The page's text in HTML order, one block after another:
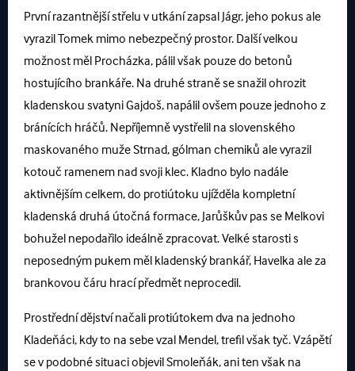
První razantnější střelu v utkání zapsal Jágr, jeho pokus ale
vyrazil Tomek mimo nebezpečný prostor. Další velkou
možnost měl Procházka, pálil však pouze do betonů
hostujícího brankáře. Na druhé straně se snažil ohrozit
kladenskou svatyni Gajdoš, napálil ovšem pouze jednoho z
bránících hráčů. Nepříjemně vystřelil na slovenského
maskovaného muže Strnad, gólman chemiků ale vyrazil
kotouč ramenem nad svoji klec. Kladno bylo nadále
aktivnějším celkem, do protiútoku ujížděla kompletní
kladenská druhá útočná formace, Jarůškův pas se Melkovi
bohužel nepodařilo ideálně zpracovat. Velké starosti s
neposedným pukem měl kladenský brankář, Havelka ale za
brankovou čáru hrací předmět neprocedil.
Prostřední dějství načali protiútokem dva na jednoho
Kladeňáci, kdy to na sebe vzal Mendel, trefil však tyč. Vzápětí
se v podobné situaci objevil Smoleňák, ani ten však na